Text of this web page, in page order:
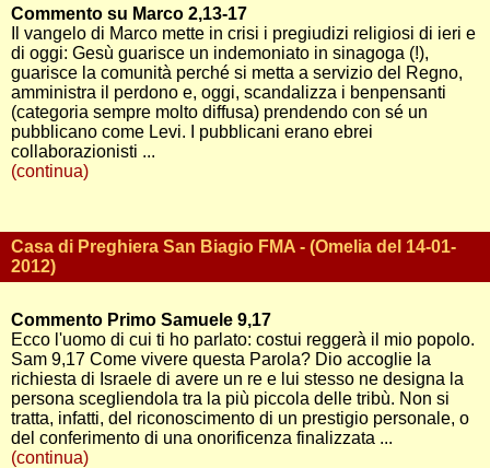
Commento su Marco 2,13-17
Il vangelo di Marco mette in crisi i pregiudizi religiosi di ieri e
di oggi: Gesù guarisce un indemoniato in sinagoga (!),
guarisce la comunità perché si metta a servizio del Regno,
amministra il perdono e, oggi, scandalizza i benpensanti
(categoria sempre molto diffusa) prendendo con sé un
pubblicano come Levi. I pubblicani erano ebrei
collaborazionisti ...
(continua)
Casa di Preghiera San Biagio FMA - (Omelia del 14-01-
2012)
Commento Primo Samuele 9,17
Ecco l'uomo di cui ti ho parlato: costui reggerà il mio popolo.
Sam 9,17 Come vivere questa Parola? Dio accoglie la
richiesta di Israele di avere un re e lui stesso ne designa la
persona scegliendola tra la più piccola delle tribù. Non si
tratta, infatti, del riconoscimento di un prestigio personale, o
del conferimento di una onorificenza finalizzata ...
(continua)